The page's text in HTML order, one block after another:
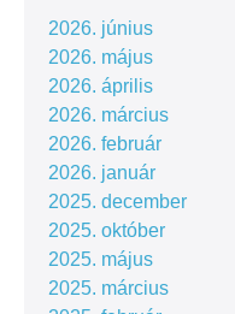
2026. június
2026. május
2026. április
2026. március
2026. február
2026. január
2025. december
2025. október
2025. május
2025. március